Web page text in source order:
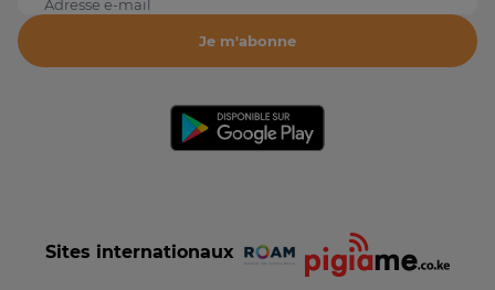
Adresse e-mail
Je m'abonne
Sites internationaux